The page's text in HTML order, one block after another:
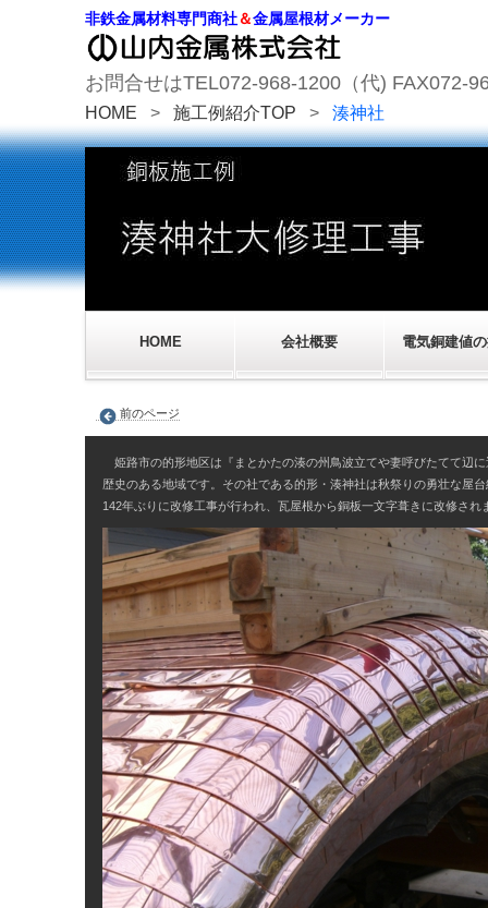
非鉄金属材料専門商社＆金属屋根材メーカー
お問合せはTEL072-968-1200（代) FAX072-
HOME > 施工例紹介TOP > 湊神社
HOME 会社概要 電気銅建値
前のページ
姫路市の的形地区は『まとかたの湊の州鳥波立てや妻呼びたてて辺
歴史のある地域です。その社である的形・湊神社は秋祭りの勇壮な屋
142年ぶりに改修工事が行われ、瓦屋根から銅板一文字葺きに改修され